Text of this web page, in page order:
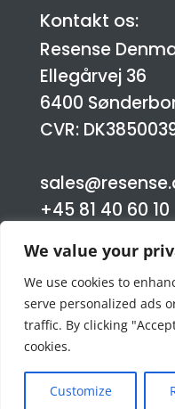
We value your
We use cookies to
serve personalized ads
traffic. By clicking
cookies.
Customize
Kontakt os:
Resense
Ellegårvej 36
6400
CVR:
+45 81 40 60 10
Følg
Følg